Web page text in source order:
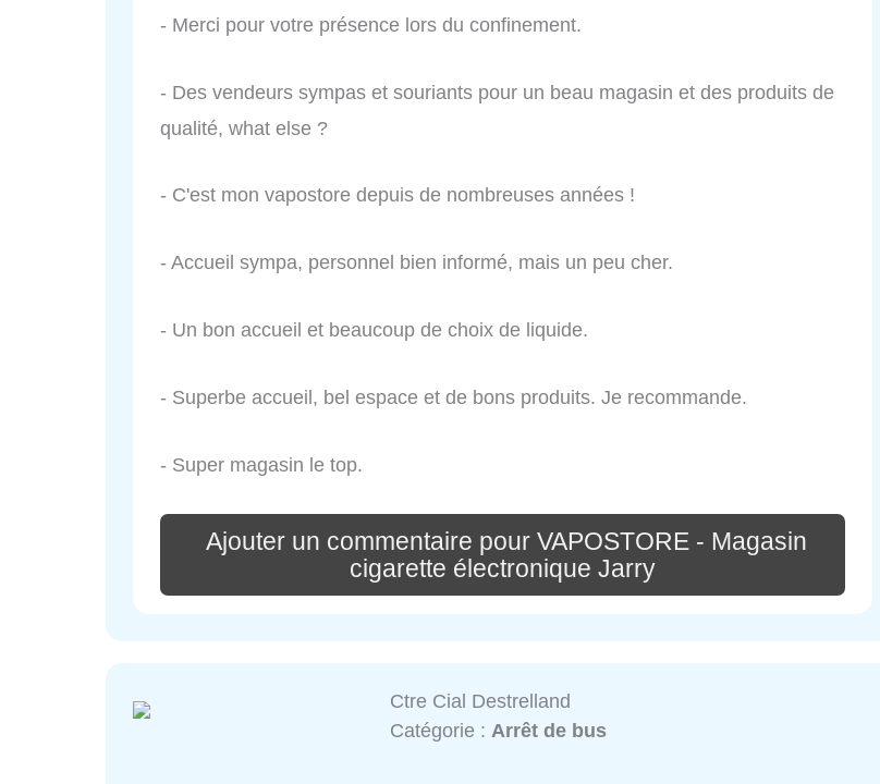
- Merci pour votre présence lors du confinement.
- Des vendeurs sympas et souriants pour un beau magasin et des produits de
qualité, what else ?
- C'est mon vapostore depuis de nombreuses années !
- Accueil sympa, personnel bien informé, mais un peu cher.
- Un bon accueil et beaucoup de choix de liquide.
- Superbe accueil, bel espace et de bons produits. Je recommande.
- Super magasin le top.
Ajouter un commentaire pour VAPOSTORE - Magasin
cigarette électronique Jarry
Ctre Cial Destrelland
Catégorie :Arrêt de bus